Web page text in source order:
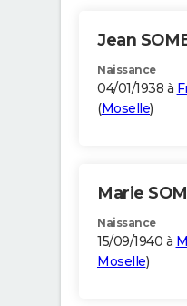
Jean
Naissance
04/01/1938 à
(Moselle)
Marie
Naissance
15/09/1940 à
Moselle)